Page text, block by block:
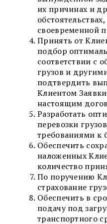
их причинах и
своевременной
Принять от
подбор
соответствии с
грузов и
подтвердить
Клиентом
настоящим
Разработать
перевозки
требованиями к
Обеспечить
наложенных
количество
По поручению
страхование
Обеспечить в
подачу под
транспортного